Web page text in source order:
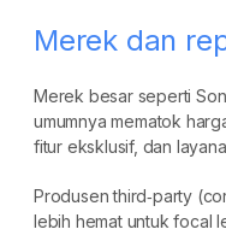
Merek dan
Merek besar seperti
umumnya mematok
fitur eksklusif, dan
Produsen third‑party
lebih hemat untuk focal